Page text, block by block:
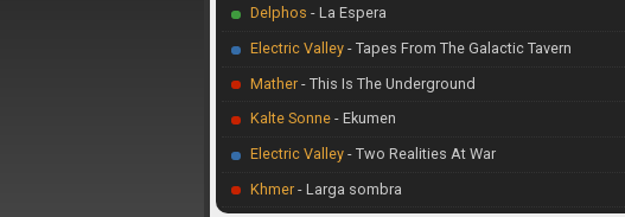
Delphos - La Espera
Electric Valley- Tapes From The Galactic Tavern
Mather- This Is The Underground
Kalte Sonne- Ekumen
Electric Valley- Two Realities At War
Khmer- Larga sombra